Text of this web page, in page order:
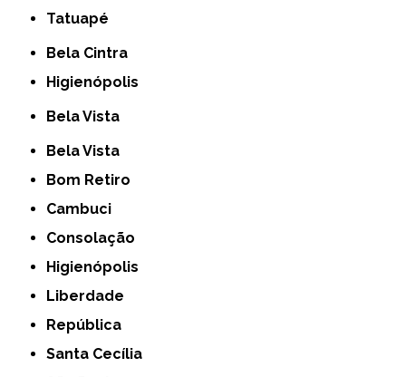
Tatuapé
Bela Cintra
Higienópolis
Bela Vista
Bela Vista
Bom Retiro
Cambuci
Consolação
Higienópolis
Liberdade
República
Santa Cecília